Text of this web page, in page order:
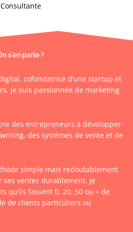
Consultante
s'en parle ?
cofondatrice d’une startup et
je suis passionnée de marketing
des entrepreneurs à développer
des systèmes de vente et de
simple mais redoutablement
ventes durablement. Je
qu’ils fassent 0, 20, 50 ou + de
de clients particuliers ou